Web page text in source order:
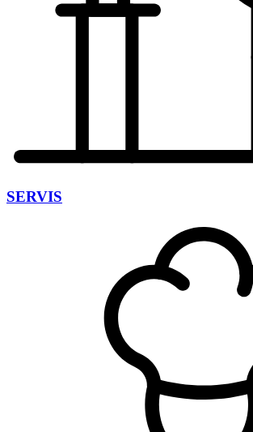
SERVIS